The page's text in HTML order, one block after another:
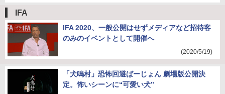
IFA
IFA 2020、一般公開はせずメディアなど招待客
のみのイベントとして開催へ
(2020/5/19)
「犬鳴村」恐怖回避ばーじょん 劇場版公開決
定。怖いシーンに“可愛い犬”